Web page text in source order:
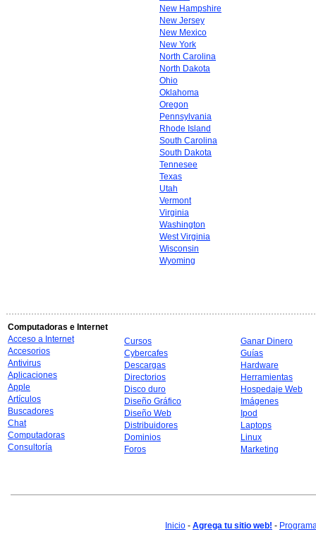
New Hampshire
New Jersey
New Mexico
New York
North Carolina
North Dakota
Ohio
Oklahoma
Oregon
Pennsylvania
Rhode Island
South Carolina
South Dakota
Tennesee
Texas
Utah
Vermont
Virginia
Washington
West Virginia
Wisconsin
Wyoming
Computadoras e Internet
Acceso a Internet
Accesorios
Antivirus
Aplicaciones
Apple
Artículos
Buscadores
Chat
Computadoras
Consultoría
Cursos
Cybercafes
Descargas
Directorios
Disco duro
Diseño Gráfico
Diseño Web
Distribuidores
Dominios
Foros
Ganar Dinero
Guías
Hardware
Herramientas
Hospedaje Web
Imágenes
Ipod
Laptops
Linux
Marketing
Inicio - Agrega tu sitio web! -